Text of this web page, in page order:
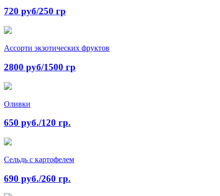
720 руб/250 гр
Ассорти экзотических фруктов
2800 руб/1500 гр
Оливки
650 руб./120 гр.
Сельдь с картофелем
690 руб./260 гр.